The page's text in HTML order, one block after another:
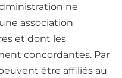
ne
association
et dont les
concordantes. Par
être affiliés au